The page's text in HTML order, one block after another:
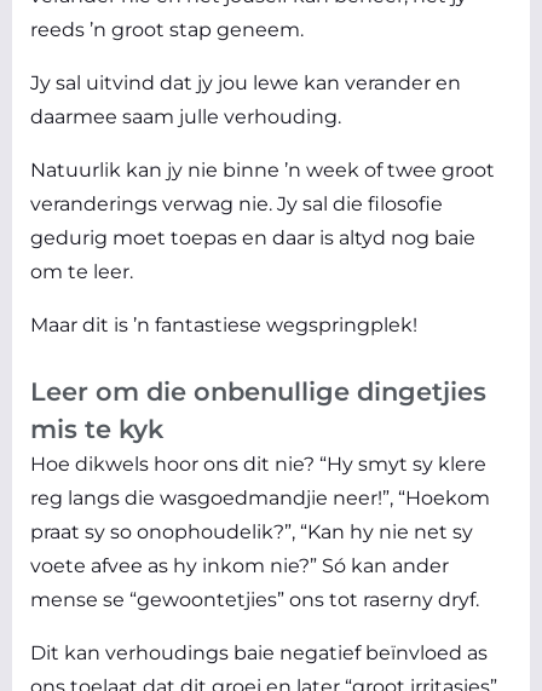
reeds ’n groot stap geneem.
Jy sal uitvind dat jy jou lewe kan verander en
daarmee saam julle verhouding.
Natuurlik kan jy nie binne ’n week of twee groot
veranderings verwag nie. Jy sal die filosofie
gedurig moet toepas en daar is altyd nog baie
om te leer.
Maar dit is ’n fantastiese wegspringplek!
Leer om die onbenullige dingetjies
mis te kyk
Hoe dikwels hoor ons dit nie? “Hy smyt sy klere
reg langs die wasgoedmandjie neer!”, “Hoekom
praat sy so onophoudelik?”, “Kan hy nie net sy
voete afvee as hy inkom nie?” Só kan ander
mense se “gewoontetjies” ons tot raserny dryf.
Dit kan verhoudings baie negatief beïnvloed as